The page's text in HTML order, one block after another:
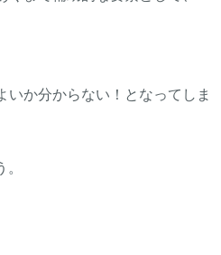
か分からない！となってしま